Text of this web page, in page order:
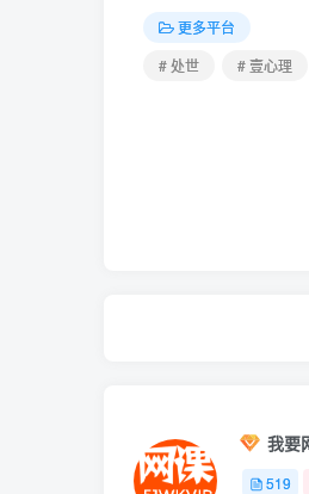
更多平台
# 处世
# 壹心理
我要
519